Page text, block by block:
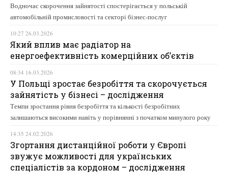
Водночас скорочення зайнятості спостерігається у польській
автомобільній промисловості та секторі бізнес-послуг
10:27 26.03.2026
Який вплив має радіатор на
енергоефективність комерційних об’єктів
08:34 16.03.2026
У Польщі зростає безробіття та скорочується
зайнятість у бізнесі – дослідження
Темпи зростання рівня безробіття та кількості безробітних
залишаються високими навіть у порівнянні з початком минулого року
14:35 24.02.2026
Згортання дистанційної роботи у Європі
звужує можливості для українських
спеціалістів за кордоном – дослідження